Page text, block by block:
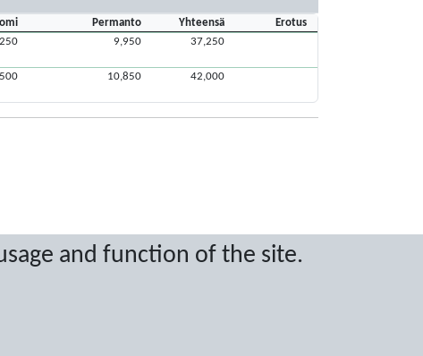
and function of the site.
Permanto Yhteensä
Erotus
9,950 37,250
10,850 42,000
written permission.